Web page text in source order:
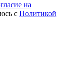
на
с Политикой